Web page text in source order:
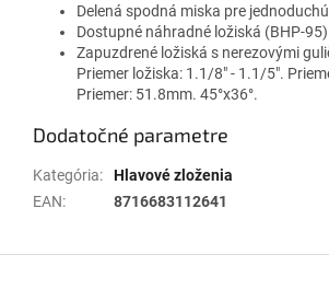
Delená spodná miska pre
Dostupné náhradné ložiská (BHP-
Zapuzdrené ložiská s nerezovými
Priemer ložiska: 1.1/8" - 1.1/5".
Priemer: 51.8mm. 45°x36°.
Dodatočné parametre
Kategória:
Hlavové zloženia
EAN: 8716683112641